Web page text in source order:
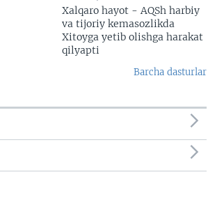
Xalqaro hayot - AQSh harbiy
va tijoriy kemasozlikda
Xitoyga yetib olishga harakat
qilyapti
Barcha dasturlar